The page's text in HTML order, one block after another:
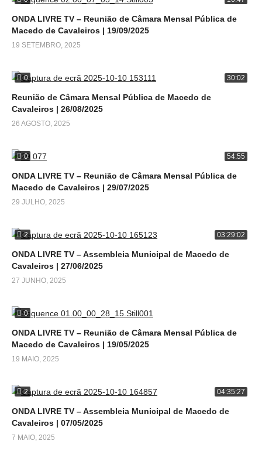
ONDA LIVRE TV – Reunião de Câmara Mensal Pública de
Macedo de Cavaleiros | 19/09/2025
19 SETEMBRO, 2025
0 30:02
Reunião de Câmara Mensal Pública de Macedo de
Cavaleiros | 26/08/2025
26 AGOSTO, 2025
0 54:55
ONDA LIVRE TV – Reunião de Câmara Mensal Pública de
Macedo de Cavaleiros | 29/07/2025
29 JULHO, 2025
2 03:29:02
ONDA LIVRE TV – Assembleia Municipal de Macedo de
Cavaleiros | 27/06/2025
27 JUNHO, 2025
0
ONDA LIVRE TV – Reunião de Câmara Mensal Pública de
Macedo de Cavaleiros | 19/05/2025
19 MAIO, 2025
2 04:35:27
ONDA LIVRE TV – Assembleia Municipal de Macedo de
Cavaleiros | 07/05/2025
7 MAIO, 2025